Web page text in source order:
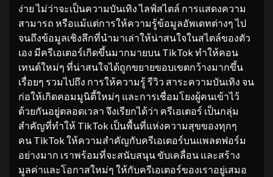
ง่าย ไม่ว่าจะเป็นความบันเทิง ไลฟ์สไตล์ การแสดงความ
สามารถ หรือแม้แต่การให้ความรู้ข้อมูลอัพเดทต่างๆ ไป
จนถึงข้อมูลเชิงลึกที่นำมาเล่าให้น่าสนใจในสไตล์ของตัว
เอง มีครีเอเตอร์เกิดขึ้นมากมายบน TikTok ทำให้คอน
เทนต์ใหม่ๆ ที่น่าสนใจได้ถูกขยายขอบเขตกว้างมากขึ้น
เรื่อยๆ รวมไปถึง การให้ความรู้ รีวิว สาระความบันเทิง จน
ก่อให้เกิดคอมมูนิตี้ใหม่ๆ และการเชื่อมโยงผู้คนเข้าไว้
ด้วยกันอยู่ตลอดเวลา จึงเรียกได้ว่า ครีเอเตอร์ เป็นกลุ่ม
สำคัญที่ทำให้ TikTok เป็นพื้นที่แห่งความสุขของทุกๆ
คน TikTok ให้ความสำคัญกับครีเอเตอร์บนแพลตฟอร์ม
อย่างมาก เราพร้อมที่จะสนับสนุน ขับเคลื่อน และสร้าง
มูลค่าและโอกาสใหม่ๆ ให้กับครีเอเตอร์ของเราอยู่เสมอ